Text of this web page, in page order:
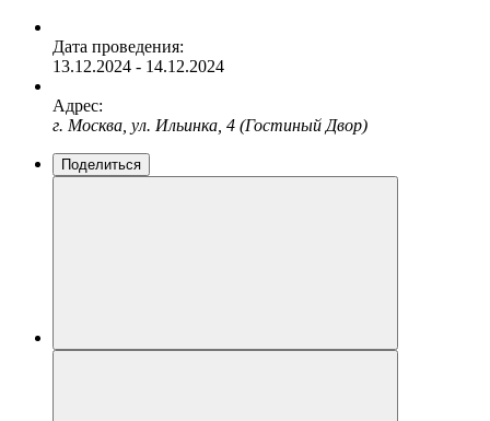
Дата проведения:
13.12.2024 - 14.12.2024
Адрес:
г. Москва, ул. Ильинка, 4 (Гостиный Двор)
Поделиться